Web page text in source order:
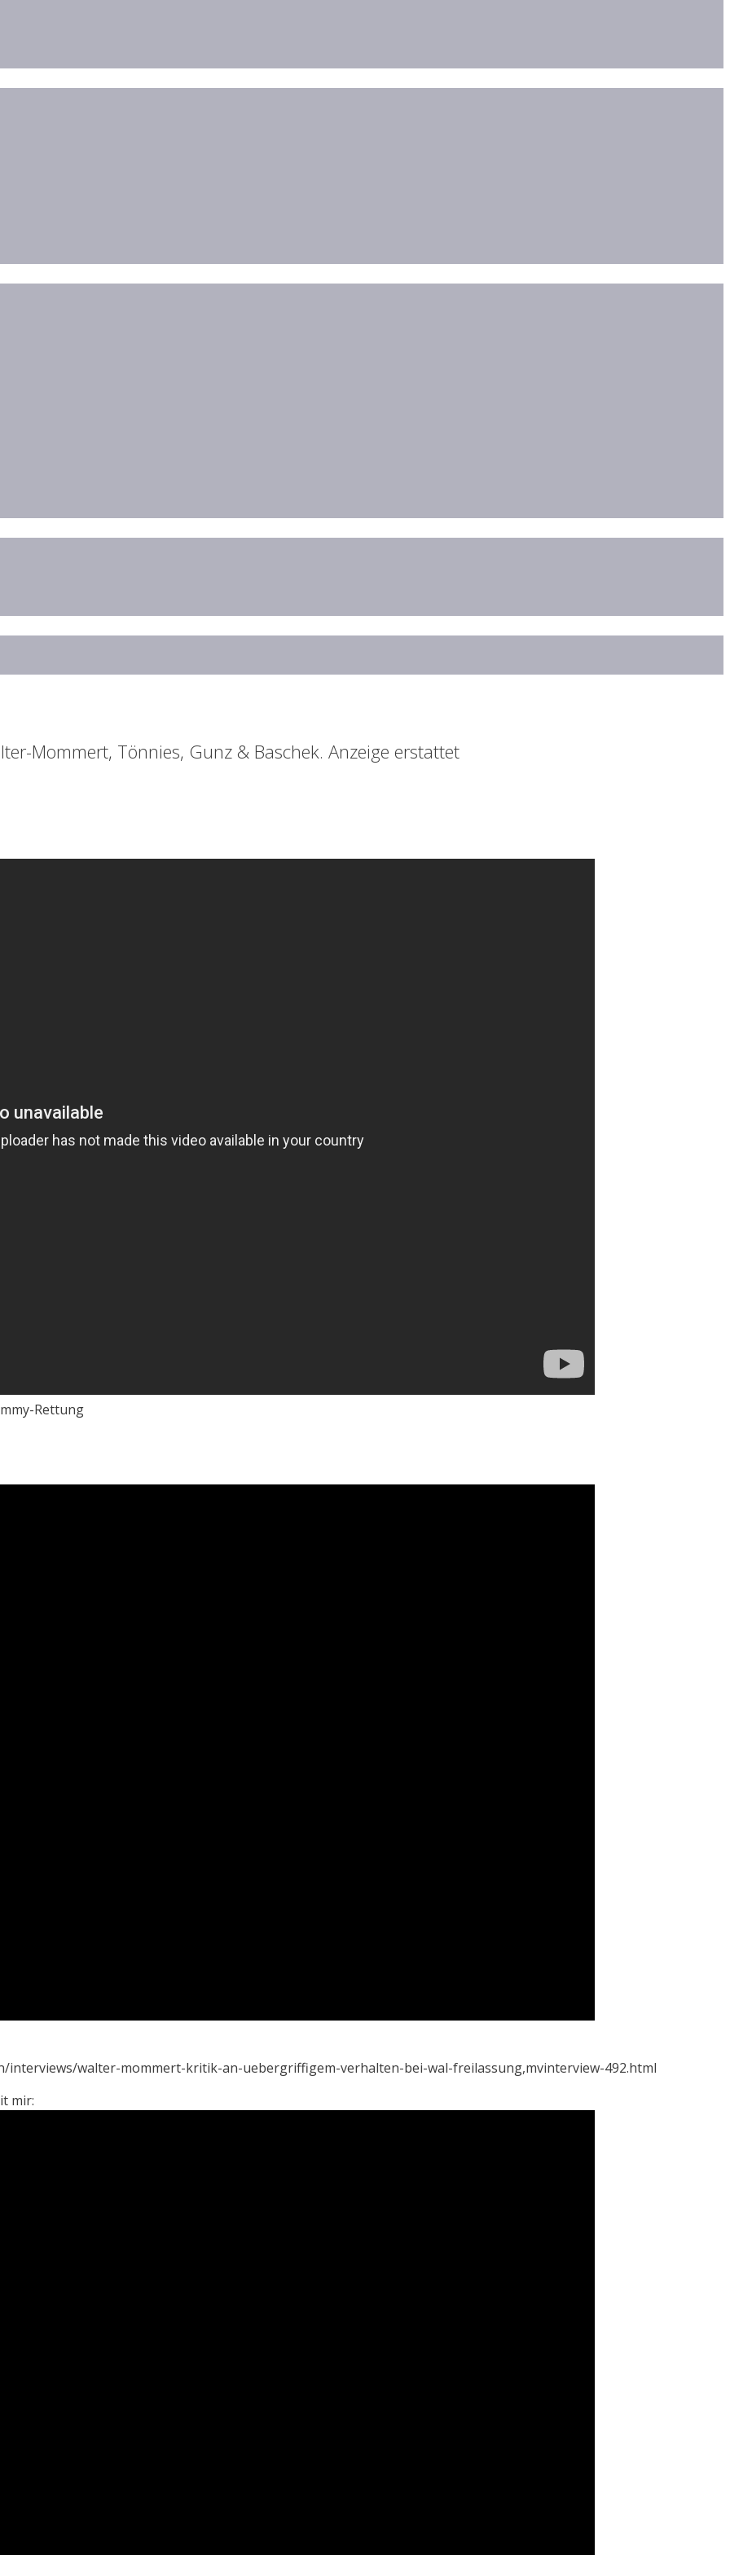
Mommert, Tönnies, Gunz & Baschek. Anzeige erstattet
Rettung
walter-mommert-kritik-an-uebergriffigem-verhalten-bei-wal-freilassung,mvinterview-492.html
mir: